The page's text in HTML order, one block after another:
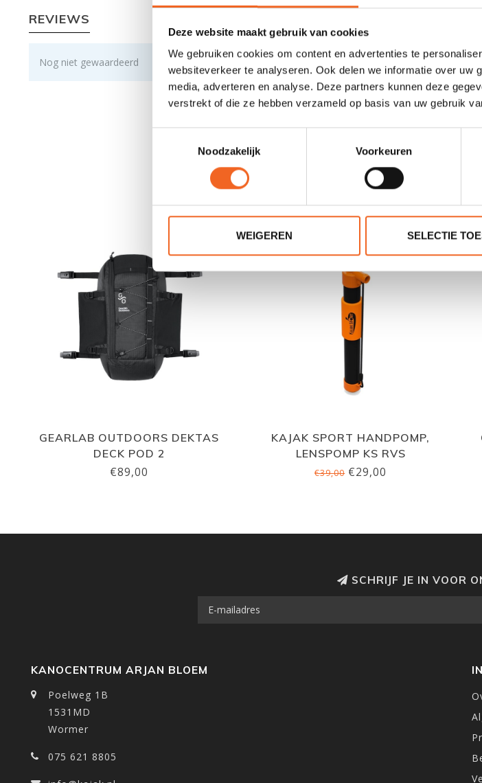
Deze website maakt gebruik van cookies
We gebruiken cookies om content en advertenties te
websiteverkeer te analyseren. Ook delen we informatie over uw
media, adverteren en analyse. Deze partners kunnen deze
verstrekt of die ze hebben verzameld op basis van uw gebruik
Noodzakelijk
Voorkeuren
WEIGEREN SELECTIE
REVIEWS
Nog niet gewaardeerd
0 sterren op basis van
JE BEOORDELING
GEARLAB OUTDOORS DEKTAS
DECK POD 2
€89,00
KAJAK SPORT HANDPOMP,
LENSPOMP KS RVS
€39,00€29,00
SCHRIJF JE IN VOOR
KANOCENTRUM ARJAN BLOEM
Poelweg 1B
1531MD
Wormer
075 621 8805